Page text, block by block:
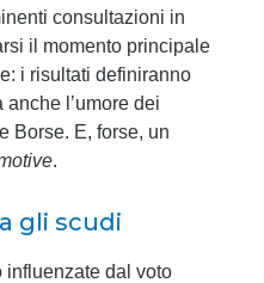
consultazioni in
il momento principale
i risultati definiranno
anche l’umore dei
Borse. E, forse, un
.
gli scudi
influenzate dal voto